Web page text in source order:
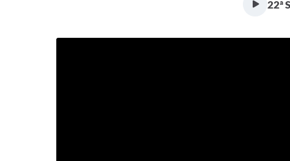
22ª